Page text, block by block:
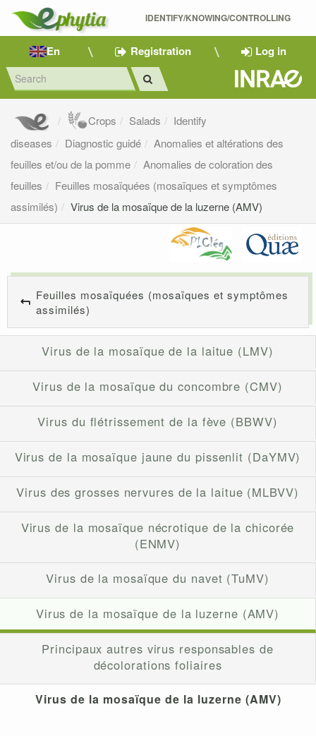
IDENTIFY/KNOWING/CONTROLLING
En Registration Log in
Crops Salads
Identify
diseases
Diagnostic guidé
Anomalies et altérations des
feuilles et/ou de la pomme
Anomalies de coloration des
feuilles
Feuilles mosaïquées (mosaïques et symptômes
assimilés)
Virus de la mosaïque de la luzerne (AMV)
Feuilles mosaïquées (mosaïques et symptômes
assimilés)
Virus de la mosaïque de la laitue (LMV)
Virus de la mosaïque du concombre (CMV)
Virus du flétrissement de la fève (BBWV)
Virus de la mosaïque jaune du pissenlit (DaYMV)
Virus des grosses nervures de la laitue (MLBVV)
Virus de la mosaïque nécrotique de la chicorée
(ENMV)
Virus de la mosaïque du navet (TuMV)
Virus de la mosaïque de la luzerne (AMV)
Principaux autres virus responsables de
décolorations foliaires
Virus de la mosaïque de la luzerne (AMV)